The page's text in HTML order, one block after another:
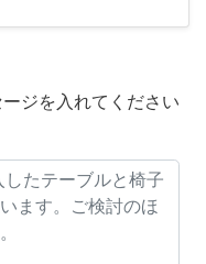
ジを入れてください